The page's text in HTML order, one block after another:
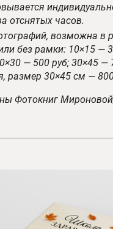
отснятых часов.
возможна в
без рамки: 10×15 —
— 500 руб; 30×45 —
размер 30×45 см —
Фотокниг